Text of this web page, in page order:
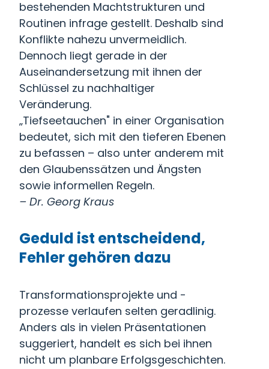
bestehenden Machtstrukturen und
Routinen infrage gestellt. Deshalb sind
Konflikte nahezu unvermeidlich.
Dennoch liegt gerade in der
Auseinandersetzung mit ihnen der
Schlüssel zu nachhaltiger
Veränderung.
„Tiefseetauchen" in einer Organisation
bedeutet, sich mit den tieferen Ebenen
zu befassen – also unter anderem mit
den Glaubenssätzen und Ängsten
sowie informellen Regeln.
– Dr. Georg Kraus
Geduld ist entscheidend,
Fehler gehören dazu
Transformationsprojekte und -
prozesse verlaufen selten geradlinig.
Anders als in vielen Präsentationen
suggeriert, handelt es sich bei ihnen
nicht um planbare Erfolgsgeschichten.